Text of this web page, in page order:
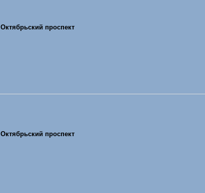
Октябрьский проспект
Октябрьский проспект